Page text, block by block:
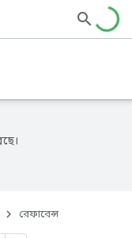
রেফারেন্স